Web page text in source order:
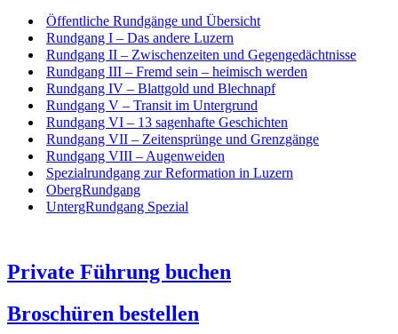
Öffentliche Rundgänge und Übersicht
Rundgang I – Das andere Luzern
Rundgang II – Zwischenzeiten und Gegengedächtnisse
Rundgang III – Fremd sein – heimisch werden
Rundgang IV – Blattgold und Blechnapf
Rundgang V – Transit im Untergrund
Rundgang VI – 13 sagenhafte Geschichten
Rundgang VII – Zeitensprünge und Grenzgänge
Rundgang VIII – Augenweiden
Spezialrundgang zur Reformation in Luzern
ObergRundgang
UntergRundgang Spezial
Private Führung buchen
Broschüren bestellen